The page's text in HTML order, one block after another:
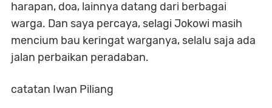
harapan, doa, lainnya datang dari berbagai
warga. Dan saya percaya, selagi Jokowi masih
mencium bau keringat warganya, selalu saja ada
jalan perbaikan peradaban.
catatan Iwan Piliang